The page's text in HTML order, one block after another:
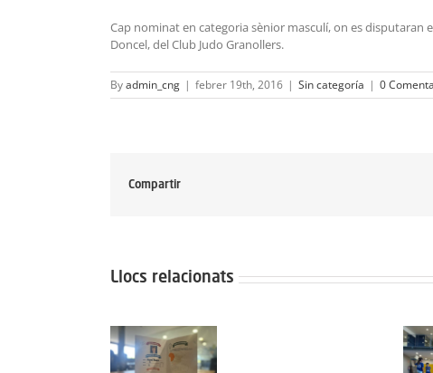
Cap nominat en categoria sènior masculí, on es disputaran
Doncel, del Club Judo Granollers.
Byadmin_cng | febrer 19th, 2016 | Sin categoría | 0
Compartir
Llocs relacionats